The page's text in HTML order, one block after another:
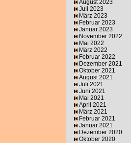
August 2023
Juli 2023
März 2023
Februar 2023
Januar 2023
November 2022
Mai 2022
März 2022
Februar 2022
Dezember 2021
Oktober 2021
August 2021
Juli 2021
Juni 2021
Mai 2021
April 2021
März 2021
Februar 2021
Januar 2021
Dezember 2020
Oktober 2020